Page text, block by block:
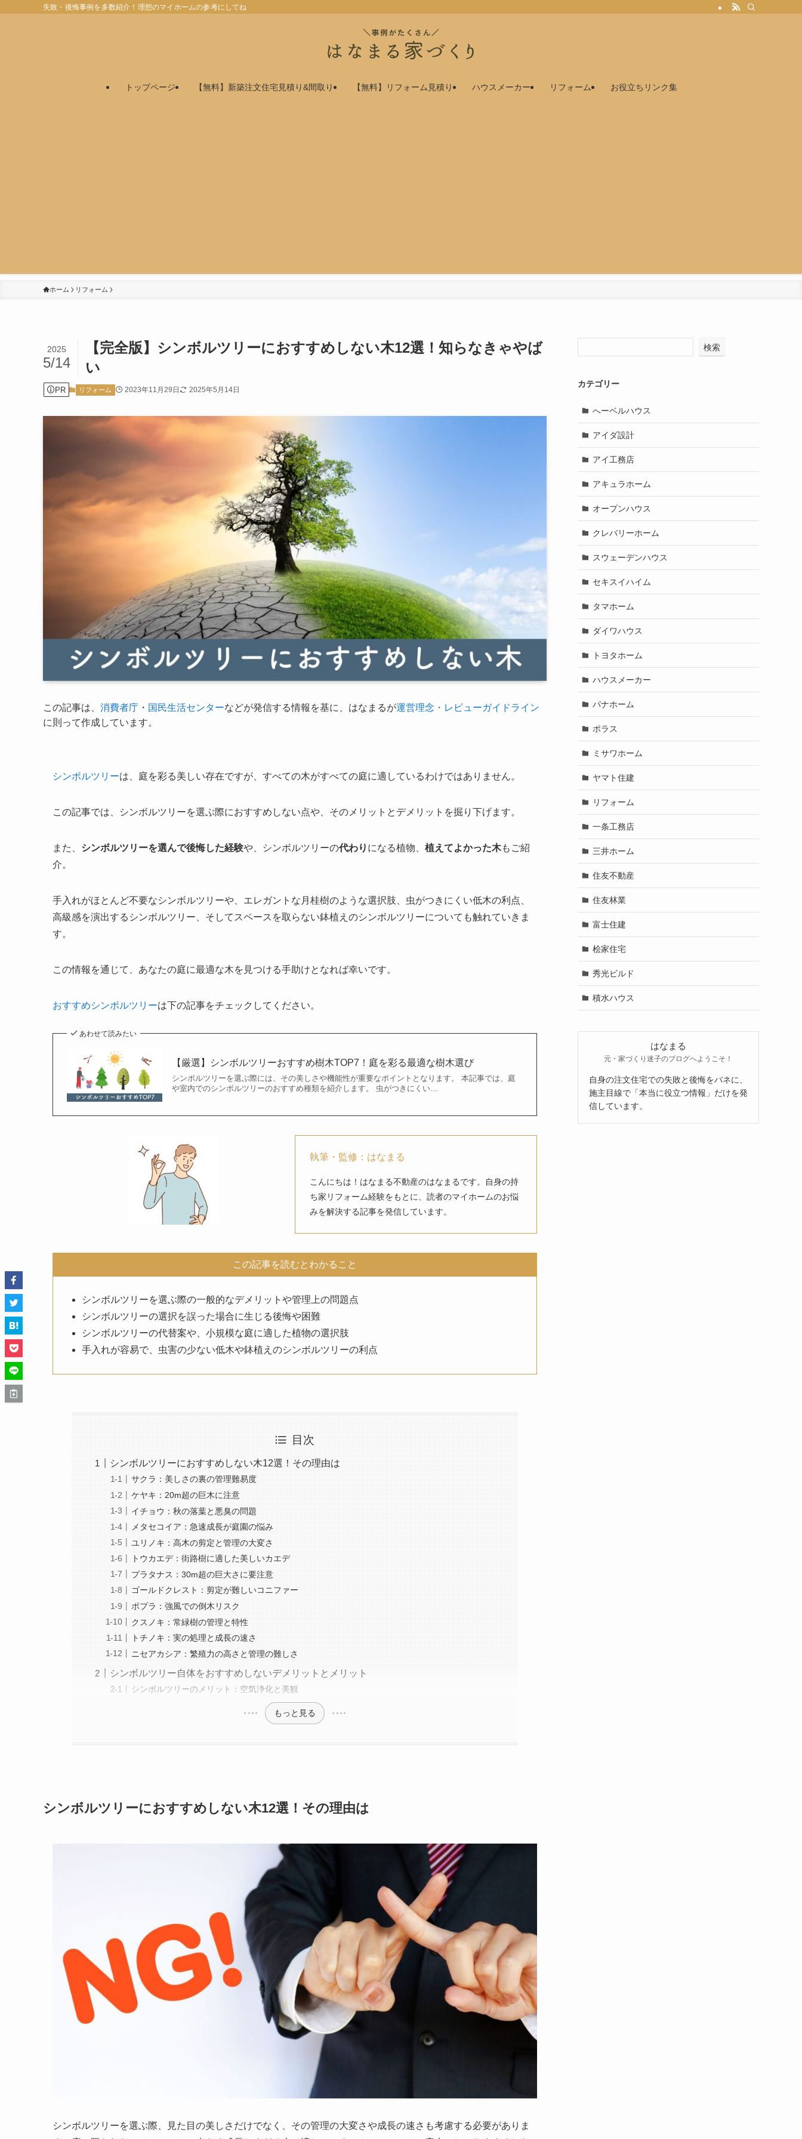
失敗・後悔事例を多数紹介！理想のマイホームの参考にしてね
トップページ 【無料】新築注文住宅見積り&間取り 【無料】リフォーム見積り ハウスメーカー リフォーム お役立ちリンク集
ホーム リフォーム
【完全版】シンボルツリーにおすすめしない木12選！知らなきゃやば
い
2025
5/14
PR リフォーム 2023年11月29日 2025年5月14日
この記事は、 消費者庁 ・ 国民生活センターなどが発信する情報を基に、はなまるが運営理念・レビューガイドライン
に則って作成しています。
シンボルツリーは、庭を彩る美しい存在ですが、すべての木がすべての庭に適しているわけではありません。
この記事では、シンボルツリーを選ぶ際におすすめしない点や、そのメリットとデメリットを掘り下げます。
また、 シンボルツリーを選んで後悔した経験や、シンボルツリーの代わり になる植物、 植えてよかった木もご紹
介。
手入れがほとんど不要なシンボルツリーや、エレガントな月桂樹のような選択肢、虫がつきにくい低木の利点、
高級感を演出するシンボルツリー、そしてスペースを取らない鉢植えのシンボルツリーについても触れていきま
す。
この情報を通じて、あなたの庭に最適な木を見つける手助けとなれば幸いです。
おすすめシンボルツリーは下の記事をチェックしてください。
あわせて読みたい
【厳選】シンボルツリーおすすめ樹木TOP7！庭を彩る最適な樹木選び
シンボルツリーを選ぶ際には、その美しさや機能性が重要なポイントとなります。 本記事では、庭
や室内でのシンボルツリーのおすすめ種類を紹介します。 虫がつきにくい…
執筆・監修：はなまる
こんにちは！はなまる不動産のはなまるです。自身の持
ち家リフォーム経験をもとに、読者のマイホームのお悩
みを解決する記事を発信しています。
この記事を読むとわかること
シンボルツリーを選ぶ際の一般的なデメリットや管理上の問題点
シンボルツリーの選択を誤った場合に生じる後悔や困難
シンボルツリーの代替案や、小規模な庭に適した植物の選択肢
手入れが容易で、虫害の少ない低木や鉢植えのシンボルツリーの利点
目次
シンボルツリーにおすすめしない木12選！その理由は
サクラ：美しさの裏の管理難易度
ケヤキ：20m超の巨木に注意
イチョウ：秋の落葉と悪臭の問題
メタセコイア：急速成長が庭園の悩み
ユリノキ：高木の剪定と管理の大変さ
トウカエデ：街路樹に適した美しいカエデ
プラタナス：30m超の巨大さに要注意
ゴールドクレスト：剪定が難しいコニファー
ポプラ：強風での倒木リスク
クスノキ：常緑樹の管理と特性
トチノキ：実の処理と成長の速さ
ニセアカシア：繁殖力の高さと管理の難しさ
シンボルツリー自体をおすすめしないデメリットとメリット
シンボルツリーのメリット：空気浄化と美観
もっと見る
シンボルツリーにおすすめしない木12選！その理由は
シンボルツリーを選ぶ際、見た目の美しさだけでなく、その管理の大変さや成長の速さも考慮する必要がありま
検索
カテゴリー
へーベルハウス
アイダ設計
アイ工務店
アキュラホーム
オープンハウス
クレバリーホーム
スウェーデンハウス
セキスイハイム
タマホーム
ダイワハウス
トヨタホーム
ハウスメーカー
パナホーム
ポラス
ミサワホーム
ヤマト住建
リフォーム
一条工務店
三井ホーム
住友不動産
住友林業
富士住建
桧家住宅
秀光ビルド
積水ハウス
はなまる
元・家づくり迷子のブログへようこそ！
自身の注文住宅での失敗と後悔をバネに、
施主目線で「本当に役立つ情報」だけを発
信しています。